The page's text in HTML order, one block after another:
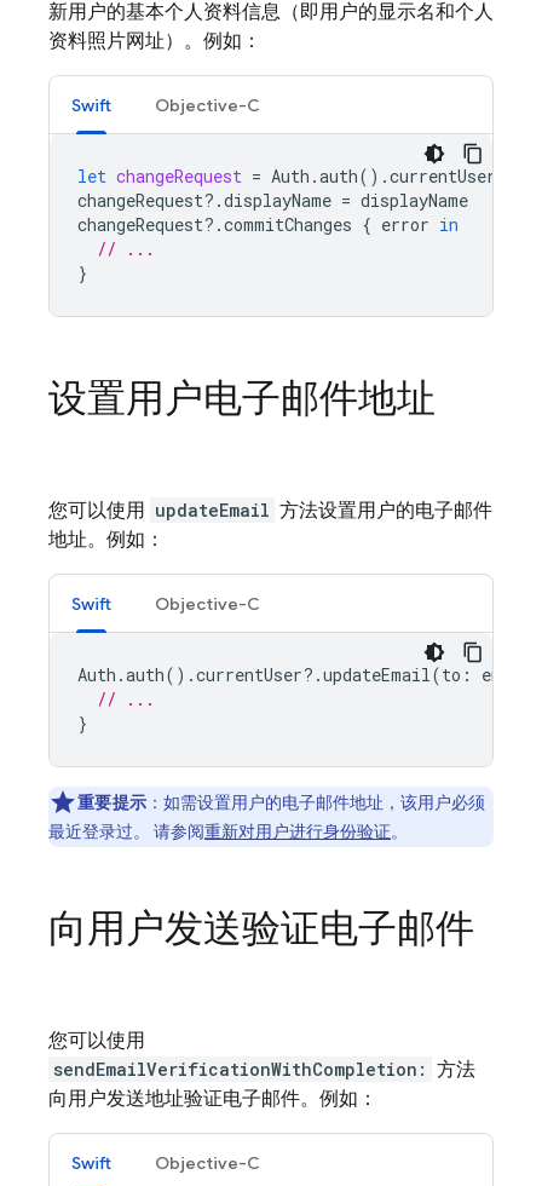
新用户的基本个人资料信息（即用户的显示名和个人
资料照片网址）。例如：
Swift Objective-C
let changeRequest = Auth .auth().currentUser
changeRequest?.displayName = displayName
changeRequest?.commitChanges { error in
// ...
}
设置用户电子邮件地址
您可以使用 updateEmail 方法设置用户的电子邮件
地址。例如：
Swift Objective-C
Auth .auth().currentUser?.updateEmail(to : email
// ...
}
重要提示 ：如需设置用户的电子邮件地址，该用户必须
最近登录过。 请参阅重新对用户进行身份验证。
向用户发送验证电子邮件
您可以使用
sendEmailVerificationWithCompletion: 方法
向用户发送地址验证电子邮件。例如：
Swift Objective-C